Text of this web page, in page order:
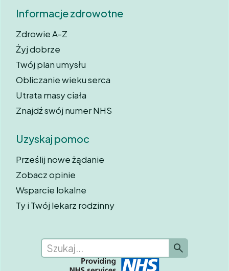
Informacje zdrowotne
Zdrowie A-Z
Żyj dobrze
Twój plan umysłu
Obliczanie wieku serca
Utrata masy ciała
Znajdź swój numer NHS
Uzyskaj pomoc
Prześlij nowe żądanie
Zobacz opinie
Wsparcie lokalne
Ty i Twój lekarz rodzinny